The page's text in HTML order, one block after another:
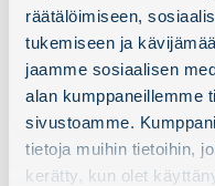
räätälöimiseen,
tukemiseen ja
jaamme sosiaalisen
alan kumppaneillemme
sivustoamme.
tietoja muihin tietoihin,
kerätty, kun olet
puh. 050 511 6323